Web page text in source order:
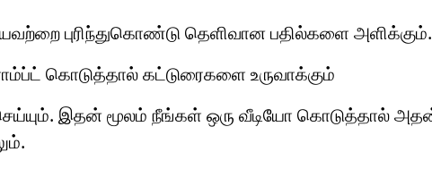
புரிந்துகொண்டு தெளிவான பதில்களை அளிக்கும்.
கொடுத்தால் கட்டுரைகளை உருவாக்கும்
இதன் மூலம் நீங்கள் ஒரு வீடியோ கொடுத்தால்